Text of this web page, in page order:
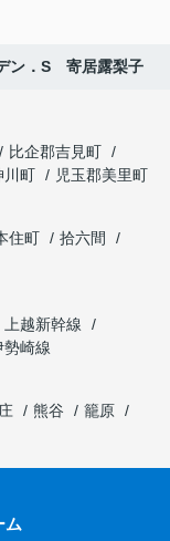
ン．S 寄居露梨子
比企郡吉見町
川町
児玉郡美里町
住町
拾六間
上越新幹線
勢崎線
熊谷
籠原
ム